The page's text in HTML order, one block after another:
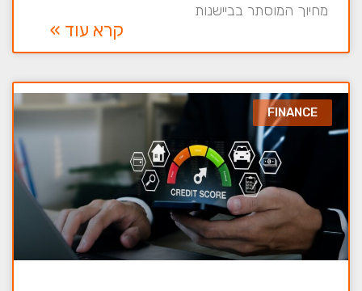
מחיוך המוסתר בביישנות
קרא עוד »
FINANCE